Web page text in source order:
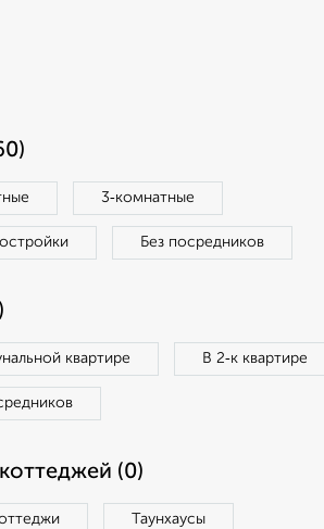
3‑комнатные
Без посредников
квартире В 2‑к квартире
(0)
Таунхаусы